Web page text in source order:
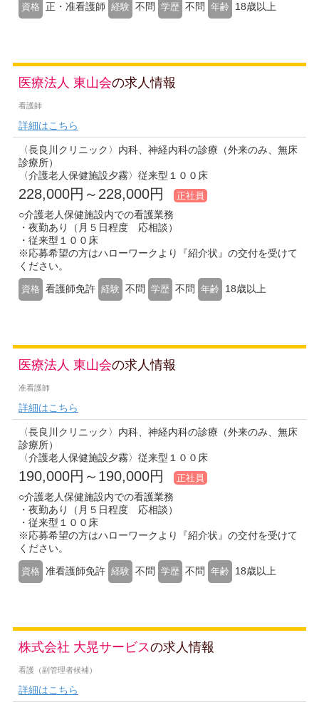
資格 正・准看護師 経験 不問 学歴 不問 年齢 18歳以上
医療法人 東山会の求人情報
看護師
詳細はこちら
〈長良川クリニック〉内科、神経内科の診療（外来のみ、無床
診療所）
〈介護老人保健施設夕霧〉従来型１００床
228,000円～228,000円 正社員
○介護老人保健施設内での看護業務
・夜勤あり（月５日程度 応相談）
・従来型１００床
※応募希望の方はハローワークより『紹介状』の交付を受けて
ください。
資格 看護師免許 経験 不問 学歴 不問 年齢 18歳以上
医療法人 東山会の求人情報
准看護師
詳細はこちら
〈長良川クリニック〉内科、神経内科の診療（外来のみ、無床
診療所）
〈介護老人保健施設夕霧〉従来型１００床
190,000円～190,000円 正社員
○介護老人保健施設内での看護業務
・夜勤あり（月５日程度 応相談）
・従来型１００床
※応募希望の方はハローワークより『紹介状』の交付を受けて
ください。
資格 准看護師免許 経験 不問 学歴 不問 年齢 18歳以上
株式会社 大晃サービスの求人情報
看護（副管理者候補）
詳細はこちら